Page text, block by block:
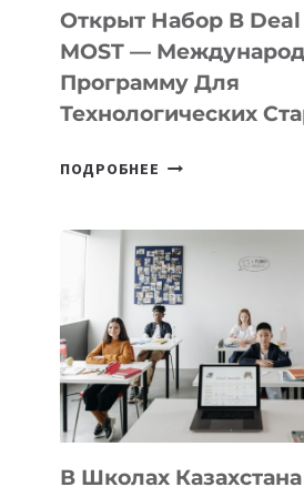
БИЛЕТ
В
Открыт Набор В
MOST —
Программу Для
Технологических
ПОДРОБНЕЕ ОТКРЫТ
DEAL
VELOCITY
BY
MOST
—
ПРОГРАММУ
ДЛЯ
В Школах